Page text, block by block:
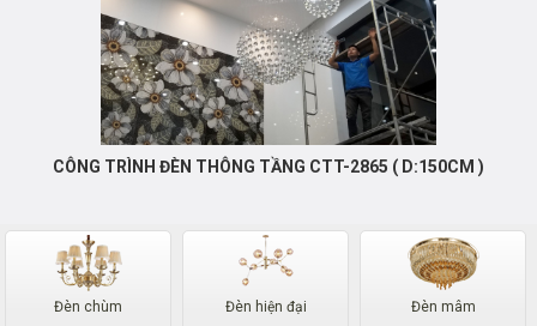
CÔNG TRÌNH ĐÈN THÔNG TẦNG CTT-2865 ( D:150CM )
Đèn chùm Đèn hiện đại Đèn mâm